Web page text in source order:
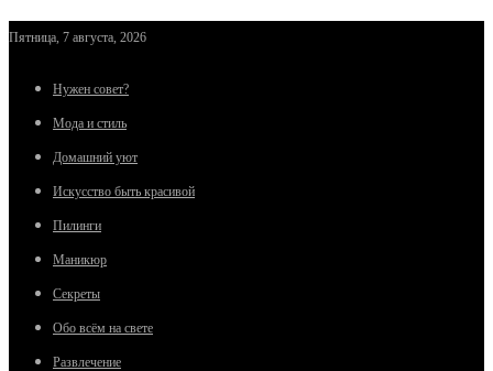
Пятница, 7 августа, 2026
Нужен совет?
Мода и стиль
Домашний уют
Искусство быть красивой
Пилинги
Маникюр
Секреты
Обо всём на свете
Развлечение